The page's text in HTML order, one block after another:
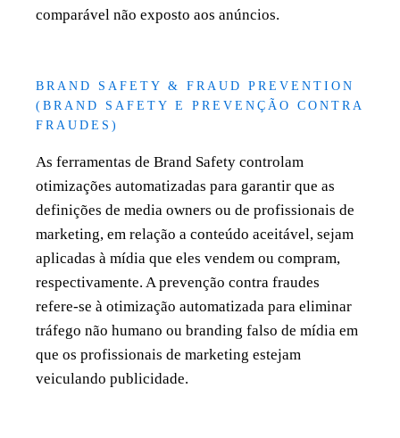
comparável não exposto aos anúncios.
BRAND SAFETY & FRAUD PREVENTION
(BRAND SAFETY E PREVENÇÃO CONTRA
FRAUDES)
As ferramentas de Brand Safety controlam
otimizações automatizadas para garantir que as
definições de media owners ou de profissionais de
marketing, em relação a conteúdo aceitável, sejam
aplicadas à mídia que eles vendem ou compram,
respectivamente. A prevenção contra fraudes
refere-se à otimização automatizada para eliminar
tráfego não humano ou branding falso de mídia em
que os profissionais de marketing estejam
veiculando publicidade.